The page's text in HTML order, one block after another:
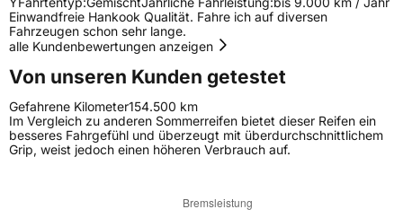
Einwandfreie Hankook Qualität. Fahre ich auf diversen
Fahrzeugen schon sehr lange.
alle Kundenbewertungen anzeigen
Von unseren Kunden getestet
Gefahrene Kilometer154.500 km
Im Vergleich zu anderen Sommerreifen bietet dieser Reifen ein
besseres Fahrgefühl und überzeugt mit überdurchschnittlichem
Grip, weist jedoch einen höheren Verbrauch auf.